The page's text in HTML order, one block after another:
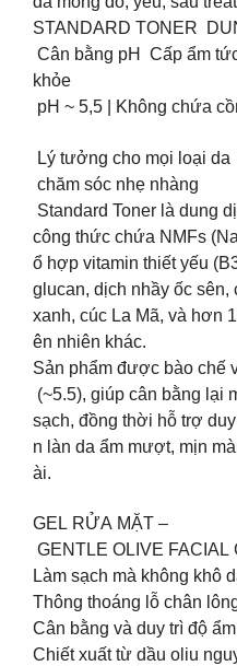
STANDARD TONER
Cân bằng pH Cấp ẩm
khỏe
pH ~ 5,5 | Không chứa
Lý tưởng cho mọi loại
chăm sóc nhẹ nhàng
Standard Toner là dung
công thức chứa NMFs
ổ hợp vitamin thiết yếu
glucan, dịch nhầy ốc sên,
xanh, cúc La Mã, và hơn
ên nhiên khác.
Sản phẩm được bào chế
(~5.5), giúp cân bằng lại
sạch, đồng thời hỗ trợ
n làn da ẩm mượt, mịn
ài.
GEL RỬA MẶT –
GENTLE OLIVE FACIAL
️Làm sạch mà không khô
️Thông thoáng lỗ chân
️Cân bằng và duy trì độ
Chiết xuất từ dầu oliu